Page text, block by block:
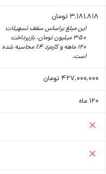
3,181,818تومان
این مبلغ براساس سقف تسهیلات
350 میلیون تومان،‌ بازپرداخت
120 ماهه و کارمزد 4٪‌ محاسبه شده
است.
427,000,000تومان
ماه